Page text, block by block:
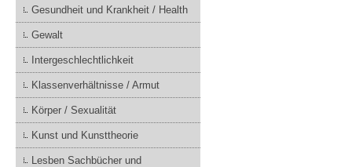
Gesundheit und Krankheit / Health
Gewalt
Intergeschlechtlichkeit
Klassenverhältnisse / Armut
Körper / Sexualität
Kunst und Kunsttheorie
Lesben Sachbücher und